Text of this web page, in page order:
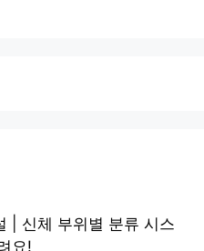
| 신체 부위별 분류 시스
요!